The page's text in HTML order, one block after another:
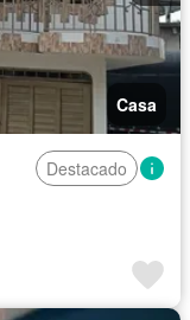
Casa
Destacado